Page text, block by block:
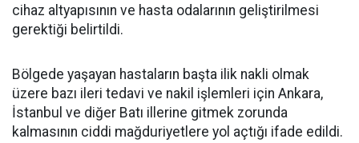
cihaz altyapısının ve hasta odalarının geliştirilmesi
gerektiği belirtildi.
Bölgede yaşayan hastaların başta ilik nakli olmak
üzere bazı ileri tedavi ve nakil işlemleri için Ankara,
İstanbul ve diğer Batı illerine gitmek zorunda
kalmasının ciddi mağduriyetlere yol açtığı ifade edildi.